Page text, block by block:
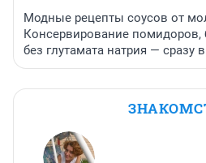
Модные рецепты соусов от
Консервирование помидоров,
без глутамата натрия — сразу